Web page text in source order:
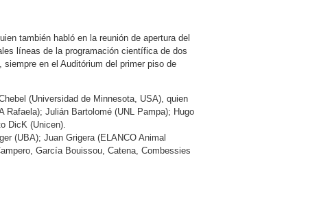
también habló en la reunión de apertura del
líneas de la programación científica de dos
en el Auditórium del primer piso de
(Universidad de Minnesota, USA), quien
Julián Bartolomé (UNL Pampa); Hugo
DicK (Unicen).
(UBA); Juan Grigera (ELANCO Animal
García Bouissou, Catena, Combessies